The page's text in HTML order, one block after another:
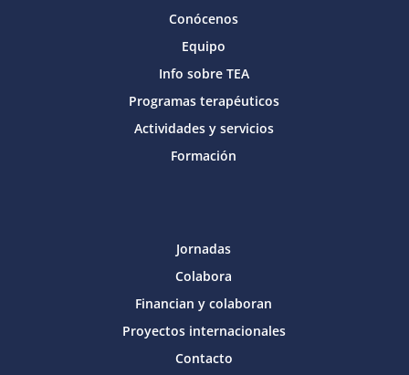
Conócenos
Equipo
Info sobre TEA
Programas terapéuticos
Actividades y servicios
Formación
Jornadas
Colabora
Financian y colaboran
Proyectos internacionales
Contacto